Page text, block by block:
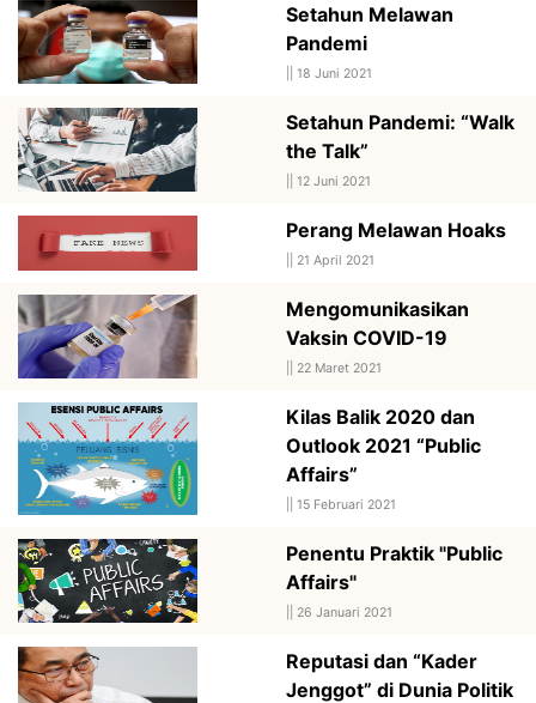
Setahun Melawan
Pandemi
18 Juni 2021
Setahun Pandemi: “Walk
the Talk”
12 Juni 2021
Perang Melawan Hoaks
21 April 2021
Mengomunikasikan
Vaksin COVID-19
22 Maret 2021
Kilas Balik 2020 dan
Outlook 2021 “Public
Affairs”
15 Februari 2021
Penentu Praktik "Public
Affairs"
26 Januari 2021
Reputasi dan “Kader
Jenggot” di Dunia Politik